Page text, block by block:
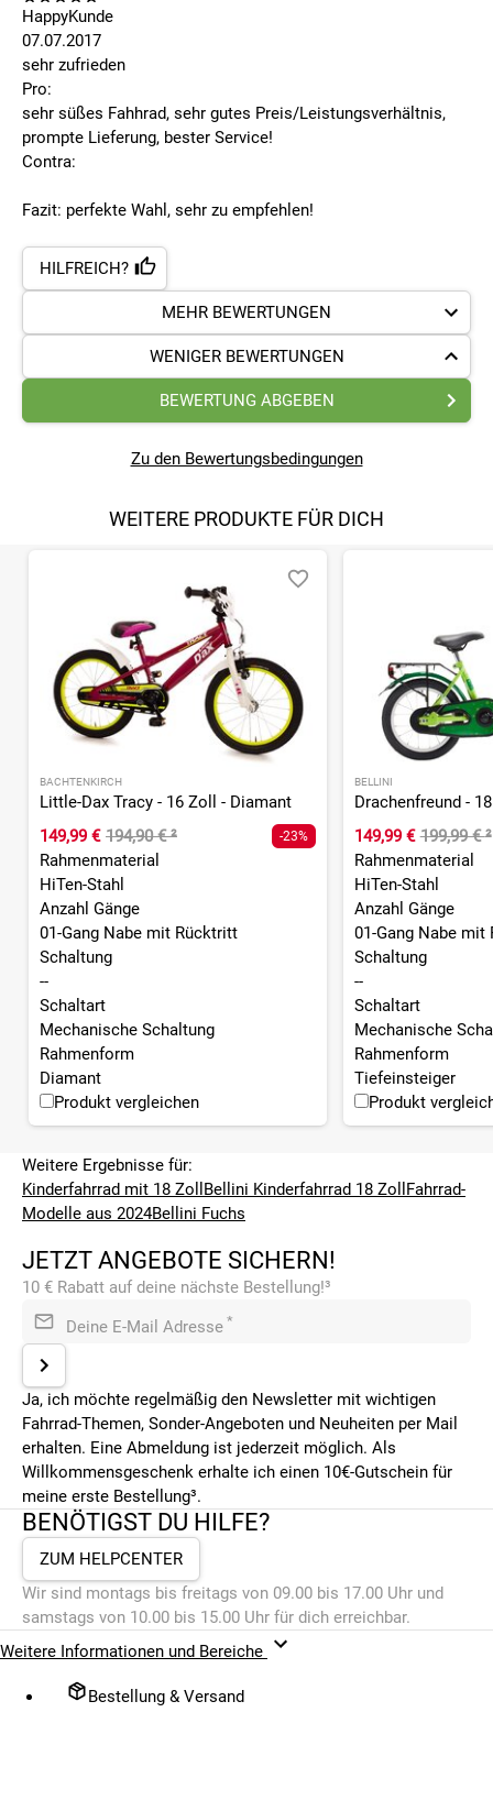
HappyKunde
07.07.2017
sehr zufrieden
Pro:
sehr süßes Fahhrad, sehr gutes Preis/Leistungsverhältnis,
prompte Lieferung, bester Service!
Contra:
Fazit: perfekte Wahl, sehr zu empfehlen!
HILFREICH?
MEHR BEWERTUNGEN
WENIGER BEWERTUNGEN
BEWERTUNG ABGEBEN
Zu den Bewertungsbedingungen
WEITERE PRODUKTE FÜR DICH
BACHTENKIRCH
Little-Dax Tracy - 16 Zoll - Diamant
149,99 € 194,90 €² -23%
Rahmenmaterial
HiTen-Stahl
Anzahl Gänge
01-Gang Nabe mit Rücktritt
Schaltung
--
Schaltart
Mechanische Schaltung
Rahmenform
Diamant
Produkt vergleichen
BELLINI
149,99 € 199,99 €²
Rahmenmaterial
HiTen-Stahl
Anzahl Gänge
01-Gang Nabe mit
Schaltung
--
Schaltart
Mechanische
Rahmenform
Tiefeinsteiger
Produkt
Weitere Ergebnisse für:
Kinderfahrrad mit 18 Zoll Bellini Kinderfahrrad 18 Zoll Fahrrad-
Modelle aus 2024Bellini Fuchs
JETZT ANGEBOTE SICHERN!
10 € Rabatt auf deine nächste Bestellung!³
Deine E-Mail Adresse *
Ja, ich möchte regelmäßig den Newsletter mit wichtigen
Fahrrad-Themen, Sonder-Angeboten und Neuheiten per Mail
erhalten. Eine Abmeldung ist jederzeit möglich. Als
Willkommensgeschenk erhalte ich einen 10€-Gutschein für
meine erste Bestellung³.
BENÖTIGST DU HILFE?
ZUM HELPCENTER
Wir sind montags bis freitags von 09.00 bis 17.00 Uhr und
samstags von 10.00 bis 15.00 Uhr für dich erreichbar.
Weitere Informationen und Bereiche
Bestellung & Versand